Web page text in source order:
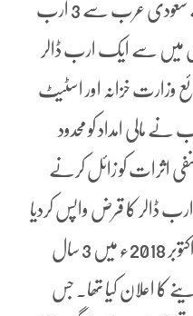
قرض واپس کردیا ہے۔ پاکستان نے سعودی عرب سے 3 ارب
جس میں سے ایک ارب ڈالر
وزارت خزانہ اور اسٹیٹ
مالی امداد کو محدود
اثرات کو زائل کرنے
ڈالر کا قرض واپس کردیا
ہے۔ سعودی عرب نے پاکستان کو اکتوبر 2018ء میں 3 سال
دینے کا اعلان کیا تھا۔ جس